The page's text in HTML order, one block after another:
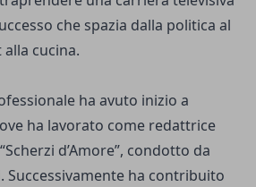
che spazia dalla politica al
cucina.
ha avuto inizio a
ha lavorato come redattrice
d’Amore”, condotto da
Successivamente ha contribuito